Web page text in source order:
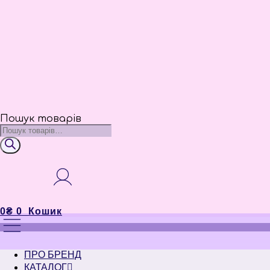
Пошук товарів
0₴ 0 Кошик
ПРО БРЕНД
КАТАЛОГ